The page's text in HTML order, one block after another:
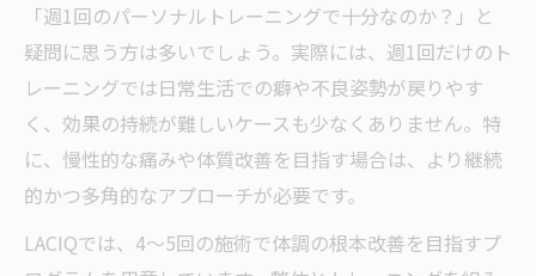
「週1回のパーソナルトレーニングで十分なのか？」と
疑問に思う方は多いでしょう。実際には、週1回だけのト
レーニングでは日常生活での癖や不良姿勢が戻りやす
く、効果の持続が難しいケースも少なくありません。特
に、慢性的な痛みや体質改善を目指す場合は、より継続
的かつ多角的なアプローチが必要です。
LACIQでは、4～5回の施術で体調の根本改善を目指すプ